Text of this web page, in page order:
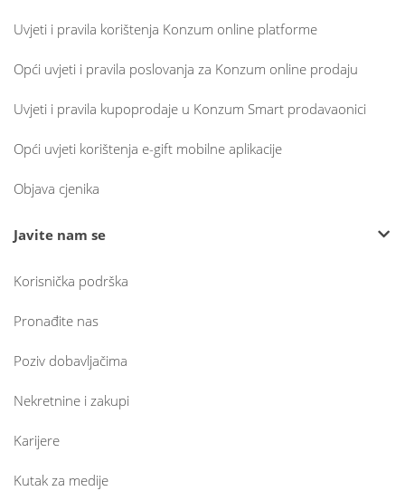
Uvjeti i pravila korištenja Konzum online platforme
Opći uvjeti i pravila poslovanja za Konzum online prodaju
Uvjeti i pravila kupoprodaje u Konzum Smart prodavaonici
Opći uvjeti korištenja e-gift mobilne aplikacije
Objava cjenika
Javite nam se
Korisnička podrška
Pronađite nas
Poziv dobavljačima
Nekretnine i zakupi
Karijere
Kutak za medije